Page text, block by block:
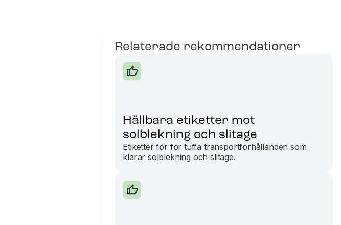
Relaterade rekommendationer
Hållbara etiketter mot
solblekning och slitage
Etiketter för för tuffa transportförhållanden som
klarar solblekning och slitage.